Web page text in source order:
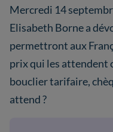
Mercredi 14
Elisabeth Borne a
permettront aux
prix qui les attendent
bouclier tarifaire,
attend ?